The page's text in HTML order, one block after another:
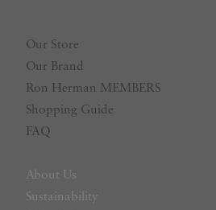
Our Store
Our Brand
Ron Herman MEMBERS
Shopping Guide
FAQ
About Us
Sustainability